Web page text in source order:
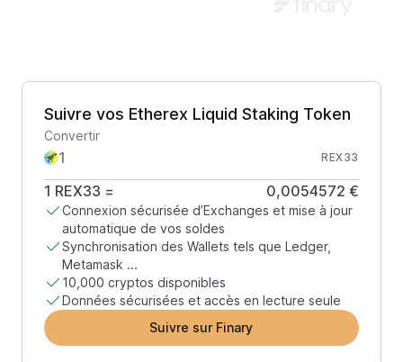
Suivre vos Etherex Liquid Staking Token
Convertir
REX33
1 REX33 = 0,0054572 €
Connexion sécurisée d’Exchanges et mise à jour
automatique de vos soldes
Synchronisation des Wallets tels que Ledger,
Metamask ...
10,000 cryptos disponibles
Données sécurisées et accès en lecture seule
Suivre sur Finary